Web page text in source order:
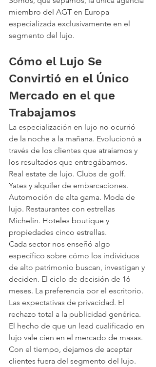
miembro del AGT en Europa
especializada exclusivamente en el
segmento del lujo.
Cómo el Lujo Se
Convirtió en el Único
Mercado en el que
Trabajamos
La especialización en lujo no ocurrió
de la noche a la mañana. Evolucionó a
través de los clientes que atraíamos y
los resultados que entregábamos.
Real estate de lujo. Clubs de golf.
Yates y alquiler de embarcaciones.
Automoción de alta gama. Moda de
lujo. Restaurantes con estrellas
Michelin. Hoteles boutique y
propiedades cinco estrellas.
Cada sector nos enseñó algo
específico sobre cómo los individuos
de alto patrimonio buscan, investigan y
deciden. El ciclo de decisión de 16
meses. La preferencia por el escritorio.
Las expectativas de privacidad. El
rechazo total a la publicidad genérica.
El hecho de que un lead cualificado en
lujo vale cien en el mercado de masas.
Con el tiempo, dejamos de aceptar
clientes fuera del segmento del lujo.